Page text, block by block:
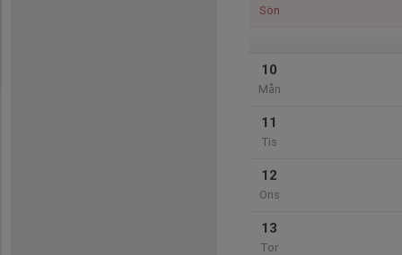
Sön
10
Mån
11
Tis
12
Ons
13
Tor